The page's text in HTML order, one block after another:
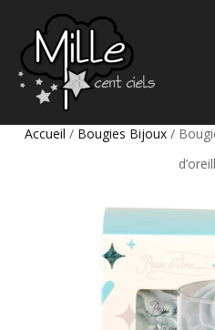
Accueil / Bougies Bijoux/